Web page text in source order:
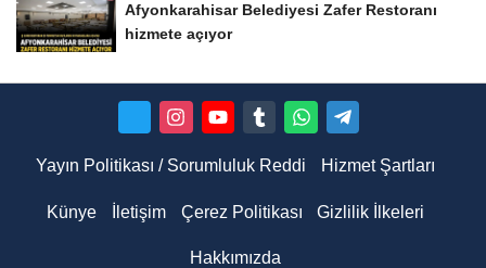
Afyonkarahisar Belediyesi Zafer Restoranı
hizmete açıyor
Yayın Politikası / Sorumluluk Reddi Hizmet Şartları
Künye İletişim Çerez Politikası Gizlilik İlkeleri
Hakkımızda